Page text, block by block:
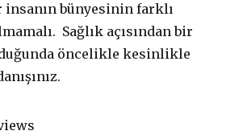
insanın bünyesinin farklı
Sağlık açısından bir
öncelikle kesinlikle